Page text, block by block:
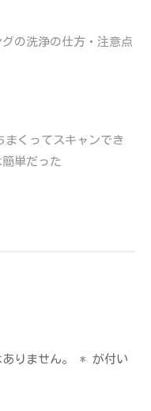
グの洗浄の仕方・注意点
まくってスキャンでき
単だった
りません。 * が付い